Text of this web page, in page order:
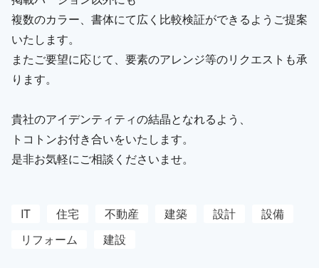
複数のカラー、書体にて広く比較検証ができるようご提案
いたします。
またご要望に応じて、要素のアレンジ等のリクエストも承
ります。
貴社のアイデンティティの結晶となれるよう、
トコトンお付き合いをいたします。
是非お気軽にご相談くださいませ。
IT 住宅 不動産 建築 設計
設備
リフォーム
建設